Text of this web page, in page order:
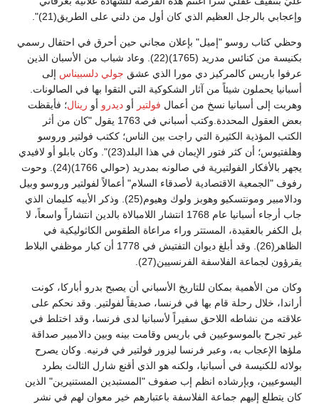
وإعجابي بالرجل العظيم الذي كان أول من دلني على الطريق(21)".
وحظي كتاب روسو "إميل" بإعلان مجاني حين أحرق في احتفال رسمي
بكنيسة من كنائس مدريد (1765)(22). وعاد شباب من الأسبان الذين
عرفوا باريس كالمركيز دي مورا الذي عشق جولي دلسبيناس إلى
أسبانيا يحملون شيئاً من آثار الشكوكية التي التقوا بها في الصالونات.
وهربت إلى أسبانيا نسخ من أعمال فولتير أو ديدرو أو رينال؛ فأيقظت
بعض العقول المحددة.وكتب أسباني في 1763 يقول "كان من أثر
الكتب المؤذية الكثيرة التي راجت بين الناس؛ ككتب فولتير وروسو
وهلفتيوس؛ أن كثر فتور الإيمان في هذا البلد(23)". وكان بابلو أو لافيدي
يجهر بالأفكار الفولتيرية في صالونه بمدريد (حوالي 1766)(24). وحوت
رفوف "الجمعية الاقتصادية لأصدقاء السلام" أعمالاً لفولتير وروسو وبيل
ودالامبير ومونتسكيو وهوبز ولوك وهيوم(25). وذكر الأبيه كليمان الذي
جاب أرجاء أسبانيا عام 1768 انتشار اللامبالاة بالدين انتشاراً واسعاً، لا
بل الكفر بالعقيدة، المستتر وراء مراعاة الطقوس الكاثوليكية في
الظاهر(26). وقد أبلغ ديوان التفتيش في 1778 أن كبار موظفي البلاط
يقرؤون لجماعة الفلاسفة الفرنسيين(27).
وكان من الأهمية بمكان للتاريخ الأسباني أن يصبح بدرو أباركا، كونت
أراندا، خلال رحلة قام بها في فرنسا، صديقاً لفولتير. وقد نحكم على
علاقته من نشاطه اللاحق سفيراً لأسبانيا لدى فرنسا، وقد اختلط في
غير تجرح بالموسوعيين في باريس وقامت بينه وبين دالامبير صداقة
ملؤها الإعجاب به، وعبر فرنسا ليزور فولتير في فرنيه. وكان يصرح
بولائه للكنيسة في أسبانيا، ولكنه هو الذي أقنع شارل الثالث بطرد
اليسوعيين، وبإرشاده انظم إب صفوف "المستبدين المستنيرين" الذين
كان يتطلع إليهم جماعة الفلاسفة باعتبارهم خير معوان لهم في نشر